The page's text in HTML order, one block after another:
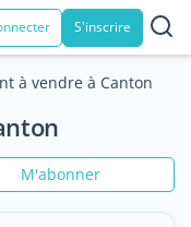
S'inscrire
à vendre à Canton
M'abonner